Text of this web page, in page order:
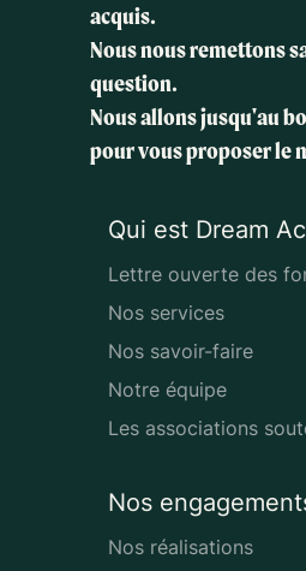
acquis.
Nous nous remettons
question.
Nous allons jusqu'au
pour vous proposer le
Qui est Dream
Lettre ouverte des
Nos services
Nos savoir-faire
Notre équipe
Les associations
Nos
Nos réalisations